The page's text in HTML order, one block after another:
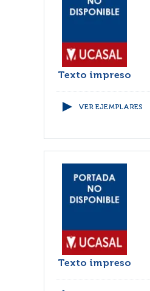
Texto impreso
VER EJEMPLARES
Texto impreso